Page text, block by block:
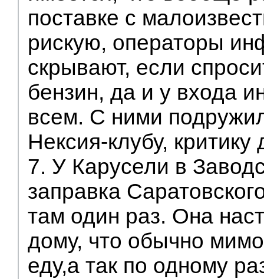
поставке с
рискую, операторы
скрывают, если
бензин, да и у входа
всем. С ними
Нексия-клубу,
7. У Карусели в
заправка
там один раз. Она
дому, что обычно
еду,а так по одному